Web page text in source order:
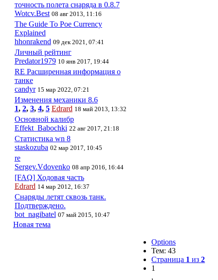
точность полета снаряда в 0.8.7
Wotcv.Best 08 авг 2013, 11:16
The Guide To Poe Currency
Explained
hhonrakend 09 дек 2021, 07:41
Личный рейтинг
Predator1979 10 янв 2017, 19:44
RE Расширенная информация о
танке
candyr 15 мар 2022, 07:21
Изменения механики 8.6
1, 2, 3, 4, 5 Edrard 18 май 2013, 13:32
Основной калибр
Effekt_Babochki 22 авг 2017, 21:18
Статистика wn 8
staskozuba 02 мар 2017, 10:45
re
Sergey.Vdovenko 08 апр 2016, 16:44
[FAQ] Ходовая часть
Edrard 14 мар 2012, 16:37
Снаряды летят сквозь танк.
Подтверждено.
bot_nagibatel 07 май 2015, 10:47
Новая тема
Options
Тем: 43
Страница 1 из2
1
,